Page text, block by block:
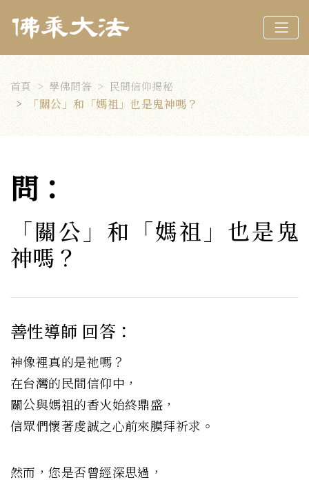
首頁 學佛問答 民間信仰揭秘
「關公」和「媽祖」也是鬼神嗎？
問：
「關公」和「媽祖」也是鬼
神嗎？
善性導師 回答：
神像裡真的是祂嗎？
在台灣的民間信仰中，
關公與媽祖的香火始終鼎盛，
信眾們懷著虔誠之心前來膜拜祈求。
然而，您是否曾經深思過，